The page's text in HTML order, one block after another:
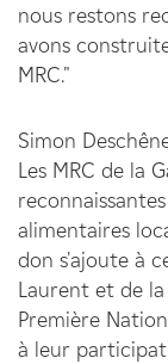
nous restons
avons
MRC."
Simon
Les MRC de la
alimentaires
don s'ajoute à
Laurent et de la
Première
à leur